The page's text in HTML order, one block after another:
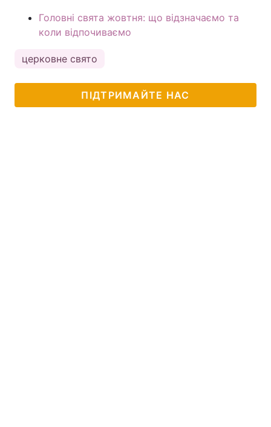
Головні свята жовтня: що відзначаємо та
коли відпочиваємо
церковне свято
ПІДТРИМАЙТЕ НАС